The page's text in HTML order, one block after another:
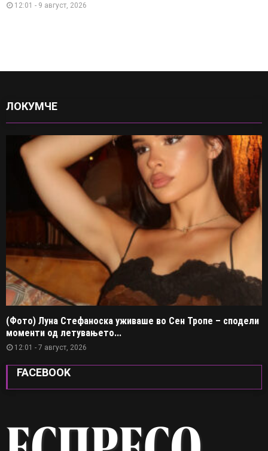
12:01 - 9 август, 2026
ЛОКУМЧЕ
(Фото) Луна Стефаноска уживаше во Сен Тропе – сподели
моменти од летувањето...
12:01 - 7 август, 2026
FACEBOOK